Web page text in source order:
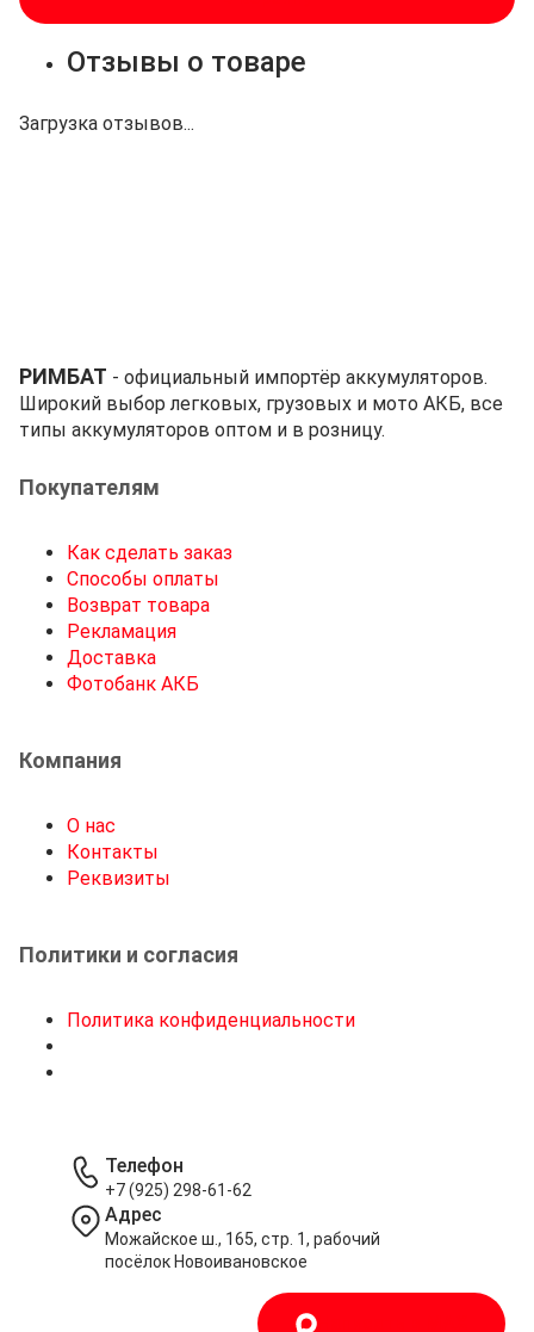
Отзывы о товаре
Загрузка отзывов...
РИМБАТ - официальный импортёр аккумуляторов.
Широкий выбор легковых, грузовых и мото АКБ, все
типы аккумуляторов оптом и в розницу.
Покупателям
Как сделать заказ
Способы оплаты
Возврат товара
Рекламация
Доставка
Фотобанк АКБ
Компания
О нас
Контакты
Реквизиты
Политики и согласия
Политика конфиденциальности
Телефон
+7 (925) 298-61-62
Адрес
Можайское ш., 165, стр. 1, рабочий
посёлок Новоивановское